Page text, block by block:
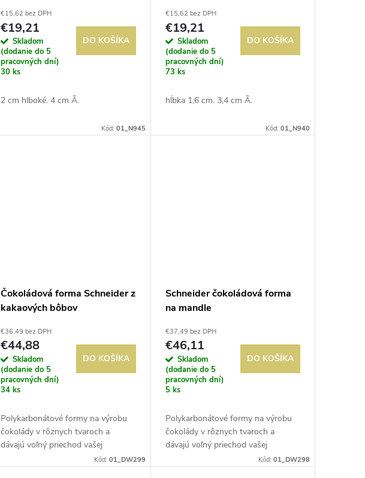
€15,62 bez DPH
€19,21
Skladom
(dodanie do 5
pracovných dní)
30 ks
DO KOŠÍKA
2 cm hlboké. 4 cm Ã.
Kód: 01_N945
€15,62 bez DPH
€19,21
Skladom
(dodanie do 5
pracovných dní)
73 ks
DO KOŠÍKA
hĺbka 1,6 cm. 3,4 cm Ã.
Kód: 01_N940
Čokoládová forma Schneider z
kakaových bôbov
€36,49 bez DPH
€44,88
Skladom
(dodanie do 5
pracovných dní)
34 ks
DO KOŠÍKA
Polykarbonátové formy na výrobu
čokolády v rôznych tvaroch a
dávajú voľný priechod vašej
kreativite. Tvrdý materiál pre ľahké
Kód: 01_DW299
Schneider čokoládová forma
na mandle
€37,49 bez DPH
€46,11
Skladom
(dodanie do 5
pracovných dní)
5 ks
DO KOŠÍKA
Polykarbonátové formy na výrobu
čokolády v rôznych tvaroch a
dávajú voľný priechod vašej
kreativite. Tvrdý materiál pre ľahké
Kód: 01_DW298